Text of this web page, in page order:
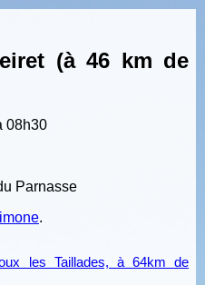
(à 46 km de
08h30
Parnasse
.
les Taillades, à 64km de